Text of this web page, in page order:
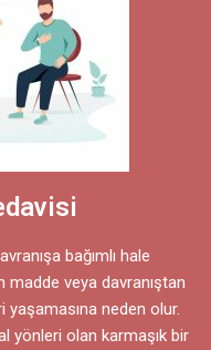
bağımlı hale
madde veya davranıştan
yaşamasına neden olur.
yönleri olan karmaşık bir